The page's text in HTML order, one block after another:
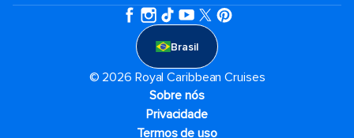
Brasil
© 2026 Royal Caribbean Cruises
Sobre nós
Privacidade
Termos de uso